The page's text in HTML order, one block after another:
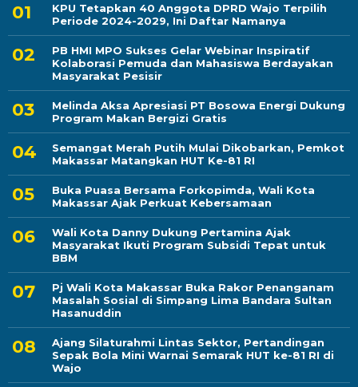
KPU Tetapkan 40 Anggota DPRD Wajo Terpilih
Periode 2024-2029, Ini Daftar Namanya
PB HMI MPO Sukses Gelar Webinar Inspiratif
Kolaborasi Pemuda dan Mahasiswa Berdayakan
Masyarakat Pesisir
Melinda Aksa Apresiasi PT Bosowa Energi Dukung
Program Makan Bergizi Gratis
Semangat Merah Putih Mulai Dikobarkan, Pemkot
Makassar Matangkan HUT Ke-81 RI
Buka Puasa Bersama Forkopimda, Wali Kota
Makassar Ajak Perkuat Kebersamaan
Wali Kota Danny Dukung Pertamina Ajak
Masyarakat Ikuti Program Subsidi Tepat untuk
BBM
Pj Wali Kota Makassar Buka Rakor Penanganam
Masalah Sosial di Simpang Lima Bandara Sultan
Hasanuddin
Ajang Silaturahmi Lintas Sektor, Pertandingan
Sepak Bola Mini Warnai Semarak HUT ke-81 RI di
Wajo